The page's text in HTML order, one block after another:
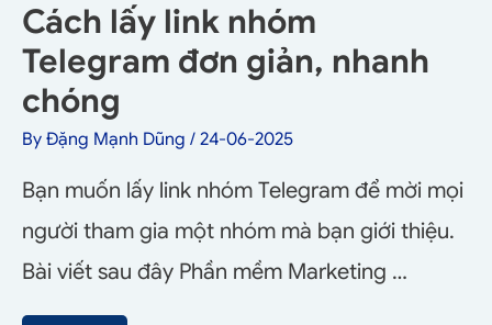
Cách lấy link nhóm
Telegram đơn giản, nhanh
chóng
By Đặng Mạnh Dũng / 24-06-2025
Bạn muốn lấy link nhóm Telegram để mời mọi
người tham gia một nhóm mà bạn giới thiệu.
Bài viết sau đây Phần mềm Marketing …